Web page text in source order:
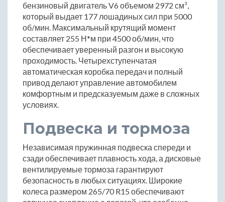
бензиновый двигатель V6 объемом 2972 см³,
который выдает 177 лошадиных сил при 5000
об/мин. Максимальный крутящий момент
составляет 255 Н*м при 4500 об/мин, что
обеспечивает уверенный разгон и высокую
проходимость. Четырехступенчатая
автоматическая коробка передач и полный
привод делают управление автомобилем
комфортным и предсказуемым даже в сложных
условиях.
Подвеска и тормоза
Независимая пружинная подвеска спереди и
сзади обеспечивает плавность хода, а дисковые
вентилируемые тормоза гарантируют
безопасность в любых ситуациях. Широкие
колеса размером 265/70 R15 обеспечивают